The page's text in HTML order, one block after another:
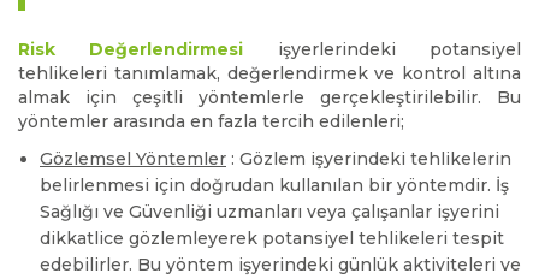
Risk Değerlendirmesi işyerlerindeki potansiyel
tehlikeleri tanımlamak, değerlendirmek ve kontrol altına
almak için çeşitli yöntemlerle gerçekleştirilebilir. Bu
yöntemler arasında en fazla tercih edilenleri;
Gözlemsel Yöntemler : Gözlem işyerindeki tehlikelerin
belirlenmesi için doğrudan kullanılan bir yöntemdir. İş
Sağlığı ve Güvenliği uzmanları veya çalışanlar işyerini
dikkatlice gözlemleyerek potansiyel tehlikeleri tespit
edebilirler. Bu yöntem işyerindeki günlük aktiviteleri ve